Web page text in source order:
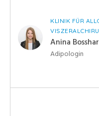
KLINIK FÜR
Anina
Adipologin